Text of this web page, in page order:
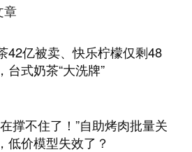
章
42亿被卖、快乐柠檬仅剩48
台式奶茶“大洗牌”
撑不住了！”自助烤肉批量关
低价模型失效了？